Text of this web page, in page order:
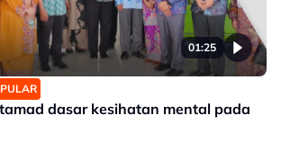
01:25
dasar kesihatan mental pada